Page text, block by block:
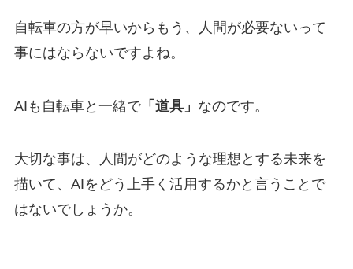
自転車の方が早いからもう、人間が必要ないって
事にはならないですよね。
AIも自転車と一緒で「道具」 なのです。
大切な事は、人間がどのような理想とする未来を
描いて、 AIをどう上手く活用するかと言うことで
はないでしょうか。